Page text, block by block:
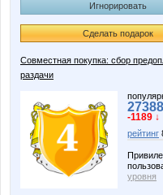
Игнорировать
Сделать подарок
Совместная покупка: сбор
раздачи
-1189 ↓
рейтинг
уровня